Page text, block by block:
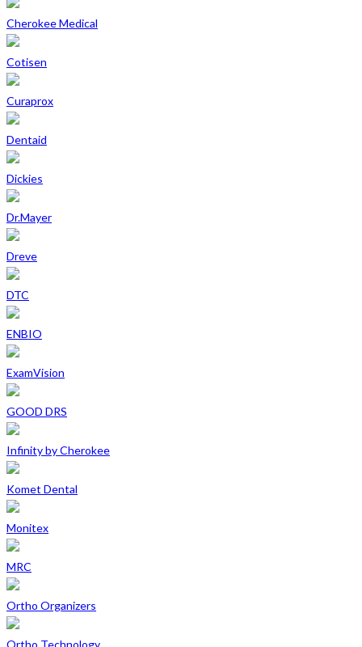
Cherokee Medical
Cotisen
Curaprox
Dentaid
Dickies
Dr.Mayer
Dreve
DTC
ENBIO
ExamVision
GOOD DRS
Infinity by Cherokee
Komet Dental
Monitex
MRC
Ortho Organizers
Ortho Technology